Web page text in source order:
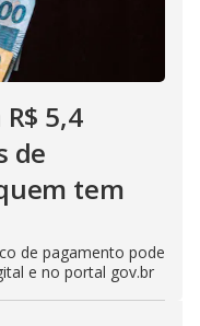
5,4
de
tem
de pagamento pode
e no portal gov.br